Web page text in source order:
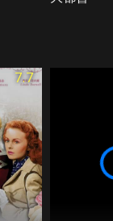
7.7